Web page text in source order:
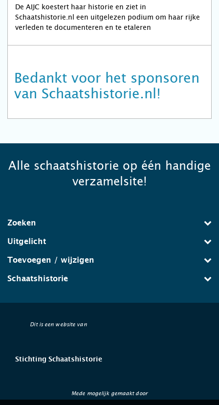
De AIJC koestert haar historie en ziet in
Schaatshistorie.nl een uitgelezen podium om haar rijke
verleden te documenteren en te etaleren
Bedankt voor het sponsoren
van Schaatshistorie.nl!
Alle schaatshistorie op één handige
verzamelsite!
Zoeken
Uitgelicht
Toevoegen / wijzigen
Schaatshistorie
Dit is een website van
Stichting Schaatshistorie
Mede mogelijk gemaakt door